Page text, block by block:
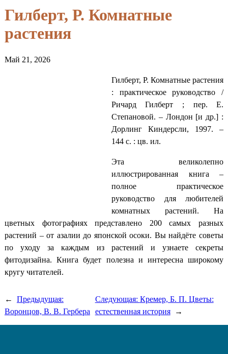
Гилберт, Р. Комнатные
растения
Май 21, 2026
Гилберт, Р. Комнатные растения
: практическое руководство /
Ричард Гилберт ; пер. Е.
Степановой. – Лондон [и др.] :
Дорлинг Киндерсли, 1997. –
144 с. : цв. ил.
Эта великолепно
иллюстрированная книга –
полное практическое
руководство для любителей
комнатных растений. На
цветных фотографиях представлено 200 самых разных
растений – от азалии до японской осоки. Вы найдёте советы
по уходу за каждым из растений и узнаете секреты
фитодизайна. Книга будет полезна и интересна широкому
кругу читателей.
←
Предыдущая:
Воронцов, В. В. Гербера
Следующая: Кремер, Б. П. Цветы:
естественная история
→